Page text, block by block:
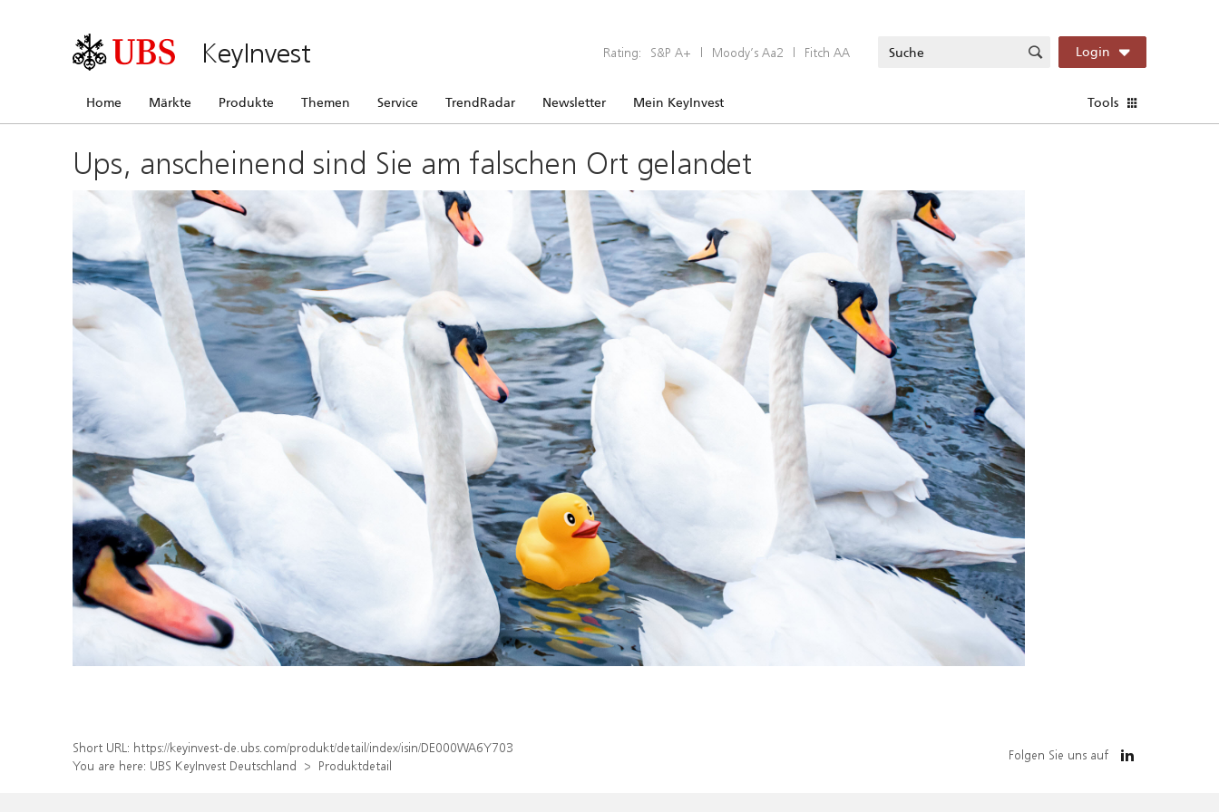
KeyInvest Rating: S&P A+ | Moody’s Aa2 | Fitch AA Login
Home Märkte Produkte Themen Service TrendRadar Newsletter Mein KeyInvest Tools
Ups, anscheinend sind Sie am falschen Ort gelandet
Short URL: https://keyinvest-de.ubs.com/produkt/detail/index/isin/DE000WA6Y703
You are here: UBS KeyInvest Deutschland Produktdetail
Folgen Sie uns auf